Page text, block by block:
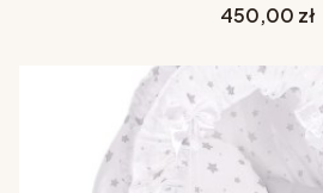
Cena
450,00 zł